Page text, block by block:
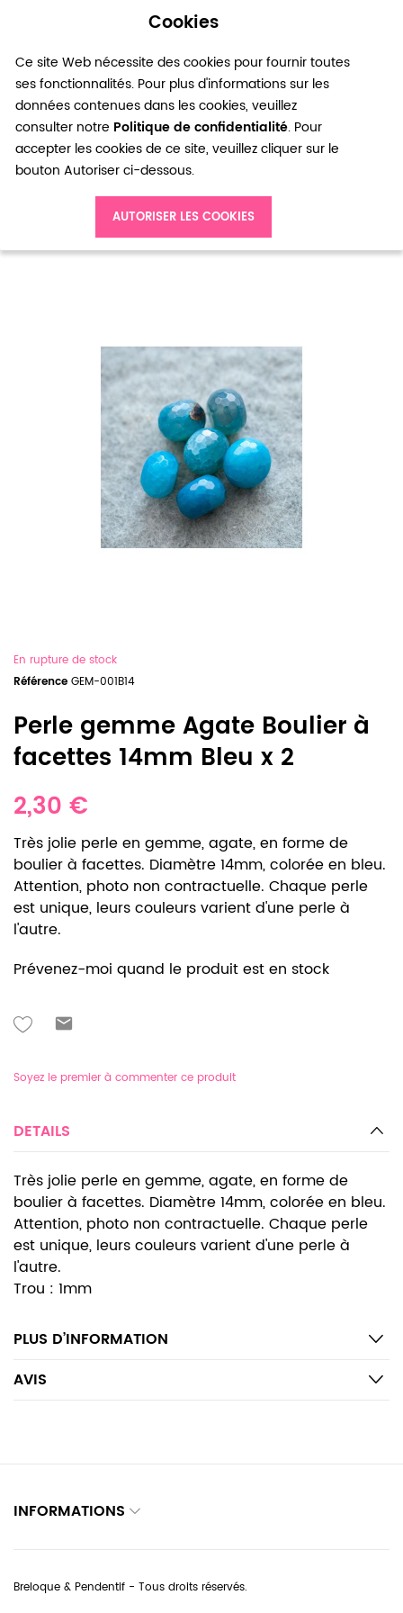
Cookies
Ce site Web nécessite des cookies pour fournir toutes
ses fonctionnalités. Pour plus d'informations sur les
données contenues dans les cookies, veuillez
consulter notre Politique de confidentialité. Pour
accepter les cookies de ce site, veuillez cliquer sur le
bouton Autoriser ci-dessous.
AUTORISER LES COOKIES
0
Perle gemme Agate Boulier à facettes 14mm Bleu x 2
En rupture de stock
Référence GEM-001B14
Perle gemme Agate Boulier à
facettes 14mm Bleu x 2
2,30 €
Très jolie perle en gemme, agate, en forme de
boulier à facettes. Diamètre 14mm, colorée en bleu.
Attention, photo non contractuelle. Chaque perle
est unique, leurs couleurs varient d'une perle à
l'autre.
Prévenez-moi quand le produit est en stock
Soyez le premier à commenter ce produit
DETAILS
Très jolie perle en gemme, agate, en forme de
boulier à facettes. Diamètre 14mm, colorée en bleu.
Attention, photo non contractuelle. Chaque perle
est unique, leurs couleurs varient d'une perle à
l'autre.
Trou : 1mm
PLUS D’INFORMATION
AVIS
INFORMATIONS
Breloque & Pendentif - Tous droits réservés.